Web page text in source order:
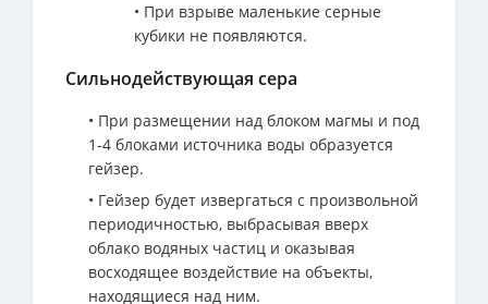
• При взрыве маленькие серные
кубики не появляются.
Сильнодействующая сера
• При размещении над блоком магмы и под
1-4 блоками источника воды образуется
гейзер.
• Гейзер будет извергаться с произвольной
периодичностью, выбрасывая вверх
облако водяных частиц и оказывая
восходящее воздействие на объекты,
находящиеся над ним.